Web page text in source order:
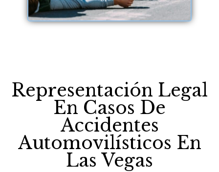
Representación Legal
En Casos De
Accidentes
Automovilísticos En
Las Vegas